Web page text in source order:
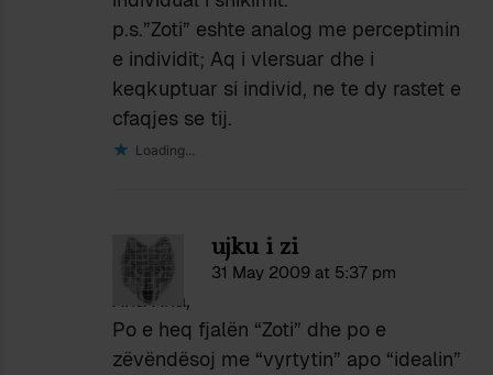
p.s.”Zoti” eshte analog me perceptimin
e individit; Aq i vlersuar dhe i
keqkuptuar si individ, ne te dy rastet e
cfaqjes se tij.
Loading...
ujku i zi
31 May 2009 at 5:37 pm
Xha Xha,
Po e heq fjalën “Zoti” dhe po e
zëvëndësoj me “vyrtytin” apo “idealin”